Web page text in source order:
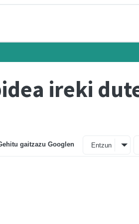
ireki
gaitzazu Googlen Entzun